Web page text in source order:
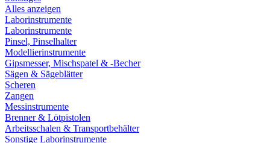
Alles anzeigen
Laborinstrumente
Laborinstrumente
Pinsel, Pinselhalter
Modellierinstrumente
Gipsmesser, Mischspatel & -Becher
Sägen & Sägeblätter
Scheren
Zangen
Messinstrumente
Brenner & Lötpistolen
Arbeitsschalen & Transportbehälter
Sonstige Laborinstrumente